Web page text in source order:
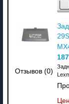
Отзывов (0)